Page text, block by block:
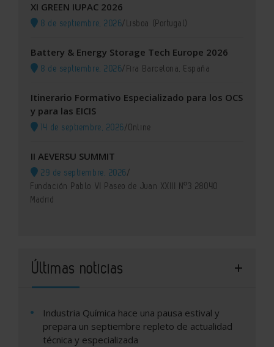
XI GREEN IUPAC 2026
8 de septiembre, 2026/Lisboa (Portugal)
Battery & Energy Storage Tech Europe 2026
8 de septiembre, 2026/Fira Barcelona, España
Itinerario Formativo Especializado para los OCS
y para las EICIS
14 de septiembre, 2026/Online
II AEVERSU SUMMIT
29 de septiembre, 2026/
Fundación Pablo VI Paseo de Juan XXIII Nº3 28040
Madrid
Últimas noticias
Industria Química hace una pausa estival y
prepara un septiembre repleto de actualidad
técnica y especializada